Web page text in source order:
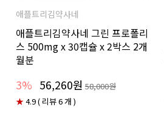
애플트리김약사네
애플트리김약사네 그린 프로폴리
스 500mg x 30캡슐 x 2박스 2개
월분
3% 56,260원 58,000원
★4.9 ( 리뷰 6 개 )